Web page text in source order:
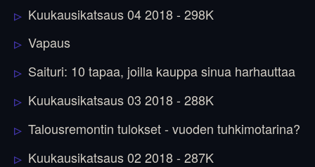
Kuukausikatsaus 04 2018 - 298K
Vapaus
Saituri: 10 tapaa, joilla kauppa sinua harhauttaa
Kuukausikatsaus 03 2018 - 288K
Talousremontin tulokset - vuoden tuhkimotarina?
Kuukausikatsaus 02 2018 - 287K